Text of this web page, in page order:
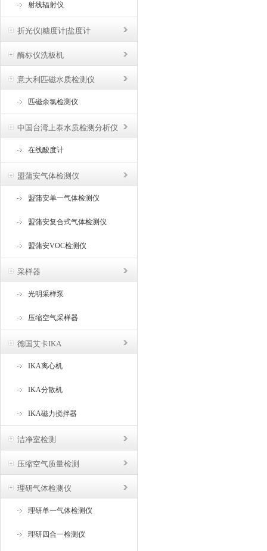
射线辐射仪
折光仪|糖度计|盐度计
酶标仪洗板机
意大利匹磁水质检测仪
匹磁余氯检测仪
中国台湾上泰水质检测分析仪
在线酸度计
盟蒲安气体检测仪
盟蒲安单一气体检测仪
盟蒲安复合式气体检测仪
盟蒲安VOC检测仪
采样器
光明采样泵
压缩空气采样器
德国艾卡IKA
IKA离心机
IKA分散机
IKA磁力搅拌器
洁净室检测
压缩空气质量检测
理研气体检测仪
理研单一气体检测仪
理研四合一检测仪